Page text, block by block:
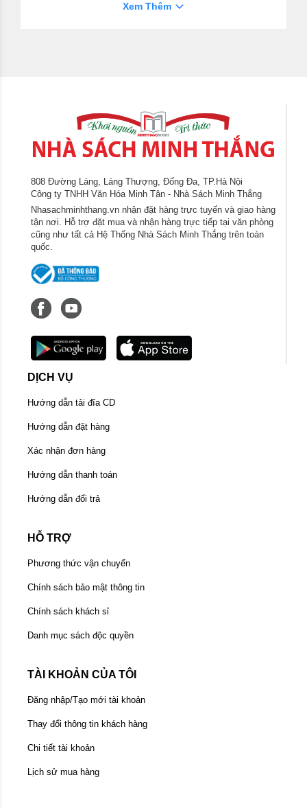
hoạt của đôi tay
-Khám phá tri thức qua trò chơi dàn hình
Xem Thêm
808 Đường Láng, Láng Thượng, Đống Đa, TP.Hà Nội
Công ty TNHH Văn Hóa Minh Tân - Nhà Sách Minh Thắng
Nhasachminhthang.vn nhận đặt hàng trực tuyến và giao hàng
tận nơi. Hỗ trợ đặt mua và nhận hàng trực tiếp tại văn phòng
cũng như tất cả Hệ Thống Nhà Sách Minh Thắng trên toàn
quốc.
DỊCH VỤ
Hướng dẫn tải đĩa CD
Hướng dẫn đặt hàng
Xác nhận đơn hàng
Hướng dẫn thanh toán
Hướng dẫn đổi trả
HỖ TRỢ
Phương thức vận chuyển
Chính sách bảo mật thông tin
Chính sách khách sỉ
Danh mục sách độc quyền
TÀI KHOẢN CỦA TÔI
Đăng nhập/Tạo mới tài khoản
Thay đổi thông tin khách hàng
Chi tiết tài khoản
Lịch sử mua hàng